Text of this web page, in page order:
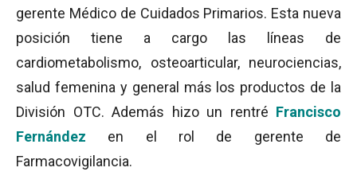
gerente Médico de Cuidados Primarios. Esta nueva
posición tiene a cargo las líneas de
cardiometabolismo, osteoarticular, neurociencias,
salud femenina y general más los productos de la
División OTC. Además hizo un rentré Francisco
Fernández en el rol de gerente de
Farmacovigilancia.